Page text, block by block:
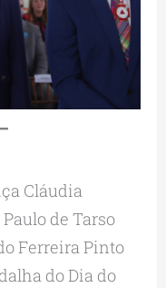
Cláudia
de Tarso
Ferreira Pinto
do Dia do